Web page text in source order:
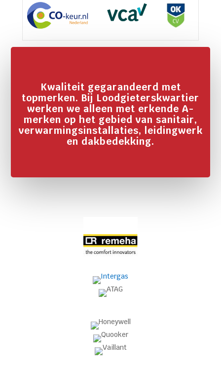
Kwaliteit gegarandeerd met
topmerken. Bij Loodgieterskwartier
werken we alleen met erkende A-
merken op het gebied van sanitair,
verwarmingsinstallaties, leidingwerk
en dakbedekking.